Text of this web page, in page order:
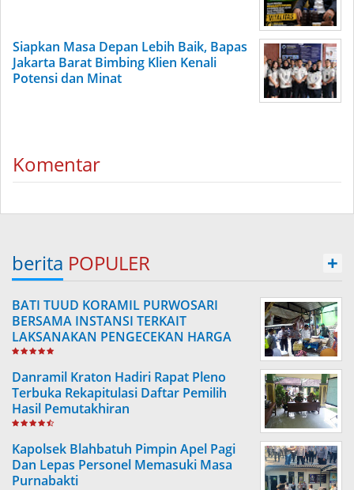
Siapkan Masa Depan Lebih Baik, Bapas
Jakarta Barat Bimbing Klien Kenali
Potensi dan Minat
Komentar
berita POPULER +
BATI TUUD KORAMIL PURWOSARI
BERSAMA INSTANSI TERKAIT
LAKSANAKAN PENGECEKAN HARGA
SEMBAKO
Danramil Kraton Hadiri Rapat Pleno
Terbuka Rekapitulasi Daftar Pemilih
Hasil Pemutakhiran
Kapolsek Blahbatuh Pimpin Apel Pagi
Dan Lepas Personel Memasuki Masa
Purnabakti